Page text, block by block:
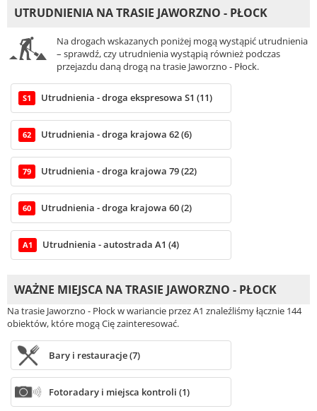
UTRUDNIENIA NA TRASIE JAWORZNO - PŁOCK
Na drogach wskazanych poniżej mogą wystąpić utrudnienia
– sprawdź, czy utrudnienia wystąpią również podczas
przejazdu daną drogą na trasie Jaworzno - Płock.
S1 Utrudnienia - droga ekspresowa S1 (11)
62 Utrudnienia - droga krajowa 62 (6)
79 Utrudnienia - droga krajowa 79 (22)
60 Utrudnienia - droga krajowa 60 (2)
A1 Utrudnienia - autostrada A1 (4)
WAŻNE MIEJSCA NA TRASIE JAWORZNO - PŁOCK
Na trasie Jaworzno - Płock w wariancie przez A1 znaleźliśmy łącznie 144
obiektów, które mogą Cię zainteresować.
Bary i restauracje (7)
Fotoradary i miejsca kontroli (1)